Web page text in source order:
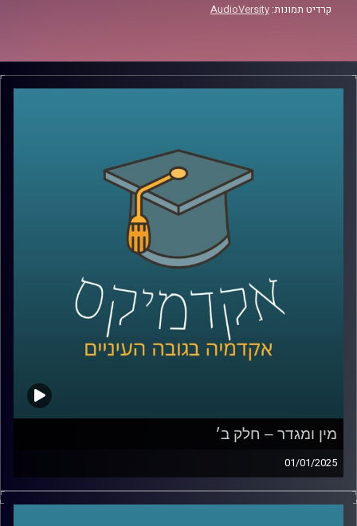
קרדיט תמונות: AudioVersity
מין ומגדר – חלק ב׳
01/01/2025
לאחר שדיברנו על הסללה מגדרית, ההבדל בין נשים לגברים ,
המוחיים והפיזיים ועל איך הסביבה משפיעה על כל הדבר הזה